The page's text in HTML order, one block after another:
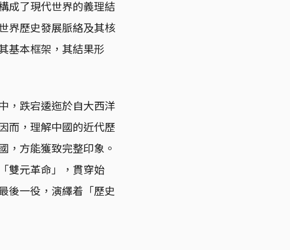
成了現代世界的義理結
界歷史發展脈絡及其核
基本框架，其結果形
，跌宕逶迤於自大西洋
而，理解中國的近代歷
，方能獲致完整印象。
雙元革命」，貫穿始
後一役，演繹着「歷史